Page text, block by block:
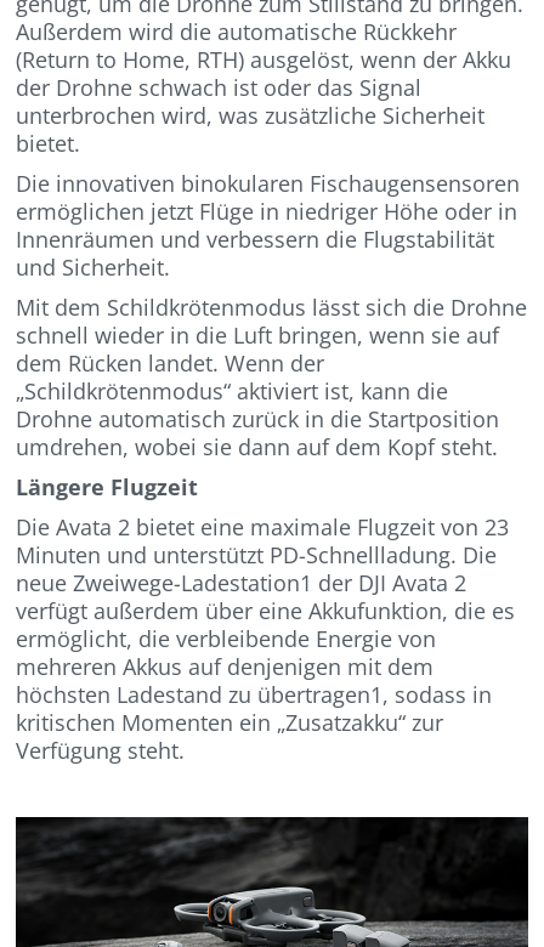
Außerdem wird die automatische Rückkehr
(Return to Home, RTH) ausgelöst, wenn der Akku
der Drohne schwach ist oder das Signal
unterbrochen wird, was zusätzliche Sicherheit
bietet.
Die innovativen binokularen Fischaugensensoren
ermöglichen jetzt Flüge in niedriger Höhe oder in
Innenräumen und verbessern die Flugstabilität
und Sicherheit.
Mit dem Schildkrötenmodus lässt sich die Drohne
schnell wieder in die Luft bringen, wenn sie auf
dem Rücken landet. Wenn der
„Schildkrötenmodus“ aktiviert ist, kann die
Drohne automatisch zurück in die Startposition
umdrehen, wobei sie dann auf dem Kopf steht.
Längere Flugzeit
Die Avata 2 bietet eine maximale Flugzeit von 23
Minuten und unterstützt PD-Schnellladung. Die
neue Zweiwege-Ladestation1 der DJI Avata 2
verfügt außerdem über eine Akkufunktion, die es
ermöglicht, die verbleibende Energie von
mehreren Akkus auf denjenigen mit dem
höchsten Ladestand zu übertragen1, sodass in
kritischen Momenten ein „Zusatzakku“ zur
Verfügung steht.